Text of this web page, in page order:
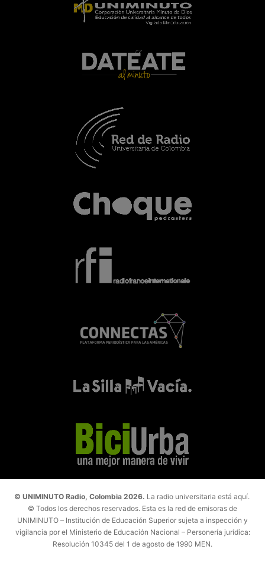
© UNIMINUTO Radio, Colombia 2026. La radio universitaria está aquí.
© Todos los derechos reservados. Esta es la red de emisoras de
UNIMINUTO – Institución de Educación Superior sujeta a inspección y
vigilancia por el Ministerio de Educación Nacional – Personería jurídica:
Resolución 10345 del 1 de agosto de 1990 MEN.